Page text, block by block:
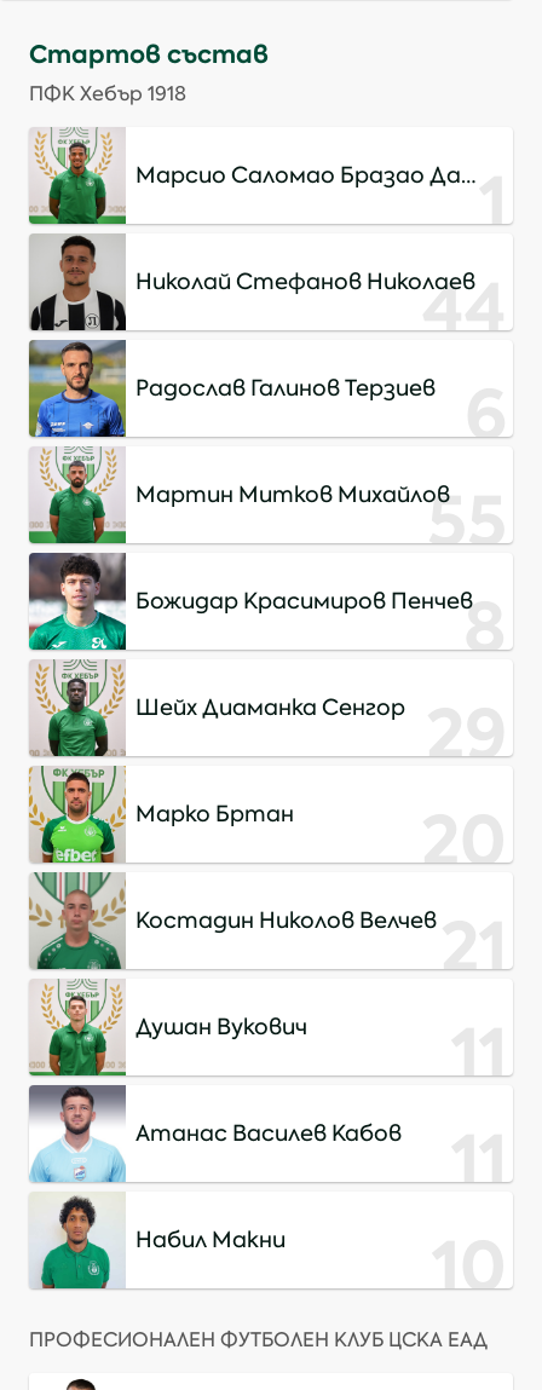
Стартов състав
ПФК Хебър 1918
Марсио Саломао Бразао Да
1
Николай Стефанов Николаев
44
Радослав Галинов Терзиев 6
Мартин Митков Михайлов55
Божидар Красимиров Пенчев8
Шейх Диаманка Сенгор 29
Марко Бртан 20
Костадин Николов Велчев21
Душан Вукович 11
Атанас Василев Кабов 11
Набил Макни 10
ПРОФЕСИОНАЛЕН ФУТБОЛЕН КЛУБ ЦСКА ЕАД